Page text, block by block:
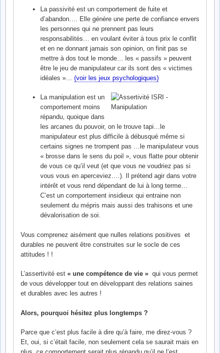
La passivité est un comportement de fuite et
d’abandon…. Elle génère une perte de confiance envers
les personnes qui ne prennent pas leurs
responsabilités… en voulant éviter à tous prix le conflit
et en ne donnant jamais son opinion, on finit pas se
mettre à dos tout le monde… les « passifs » peuvent
être le jeu de manipulateur car ils sont des « victimes
idéales »… (voir les jeux psychologiques)
La manipulation est un
comportement moins
répandu, quoique dans
les arcanes du pouvoir, on le trouve tapi…le
manipulateur est plus difficile à débusqué même si
certains signes ne trompent pas …le manipulateur vous
« brosse dans le sens du poil », vous flatte pour obtenir
de vous ce qu’il veut (et que vous ne voudriez pas si
vous vous en aperceviez….). Il prétend agir dans votre
intérêt et vous rend dépendant de lui à long terme…
C’est un comportement insidieux qui entraine non
seulement du mépris mais aussi des trahisons et une
dévalorisation de soi.
Vous comprenez aisément que nulles relations positives et
durables ne peuvent être construites sur le socle de ces
attitudes ! !
L’assertivité est « une compétence de vie » qui vous permet
de vous développer tout en développant des relations saines
et durables avec les autres !
Alors, pourquoi hésitez plus longtemps ?
Parce que c’est plus facile à dire qu’à faire, me direz-vous ?
Et, oui, si c’était facile, non seulement cela se saurait mais en